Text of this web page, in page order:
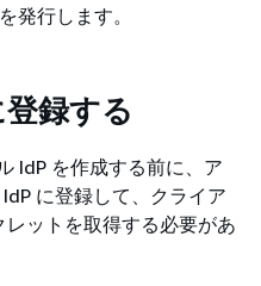
発行します。
録する
IdP を作成する前に、ア
に登録して、クライア
ットを取得する必要があ